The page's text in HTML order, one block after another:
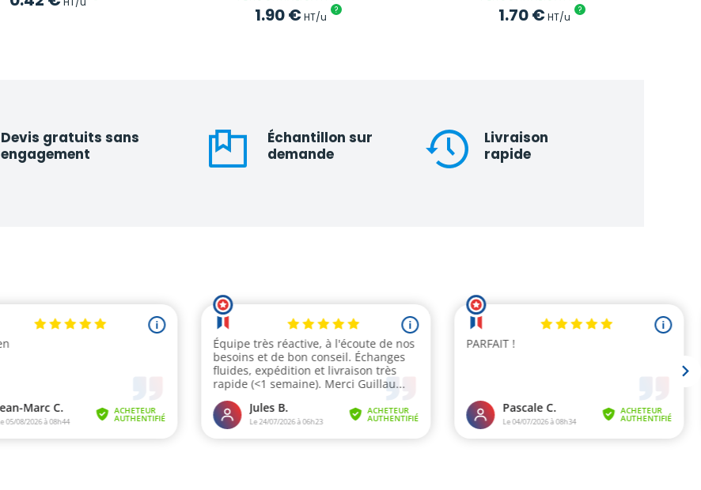
1.90€HT/u
? 1.70€HT/u
?
Devis gratuits sans
engagement
Échantillon sur
demande
Livraison
rapide